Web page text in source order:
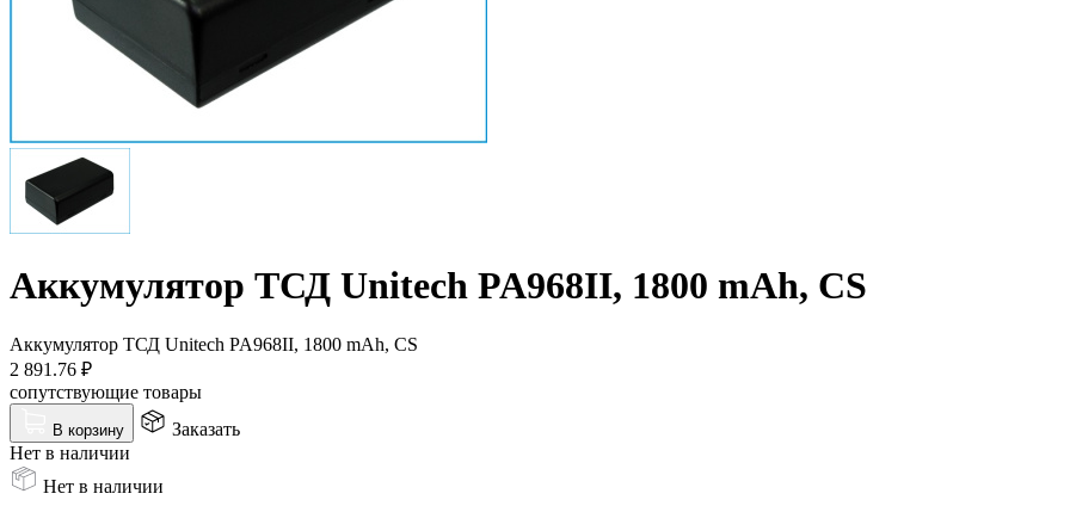
Аккумулятор ТСД Unitech PA968II, 1800 mAh, CS
Аккумулятор ТСД Unitech PA968II, 1800 mAh, CS
2 891.76 ₽
сопутствующие товары
В корзину
Заказать
Нет в наличии
Нет в наличии